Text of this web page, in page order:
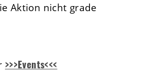
Aktion nicht grade
>>>Events<<<